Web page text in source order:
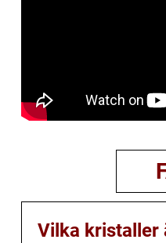
Vilka kristaller